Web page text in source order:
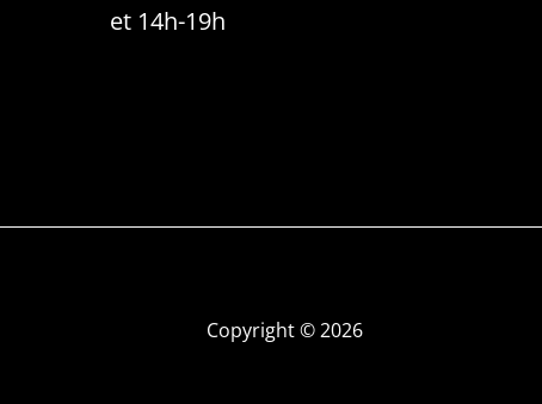
et 14h-19h
Copyright © 2026